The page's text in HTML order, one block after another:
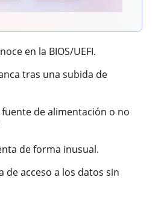
en la BIOS/UEFI.
tras una subida de
de alimentación o no
de forma inusual.
de acceso a los datos sin